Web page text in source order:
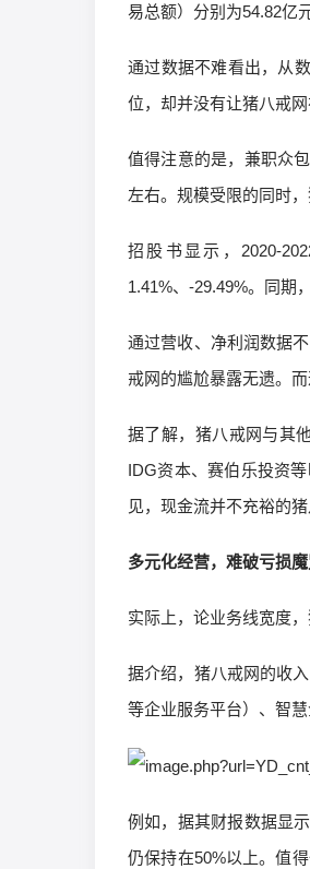
易总额）分别为54.82亿
通过数据不难看出，从
位，却并没有让猪八戒
值得注意的是，兼职众
左右。规模受限的同时
招股书显示，2020-
1.41%、-29.49%。同期
通过营收、净利润数据
戒网的尴尬暴露无遗。
据了解，猪八戒网与其
IDG资本、赛伯乐投资
见，现金流并不充裕的
多元化经营，难破亏损
实际上，论业务线宽度
据介绍，猪八戒网的收
等企业服务平台）、智
例如，据其财报数据显
仍保持在50%以上。值